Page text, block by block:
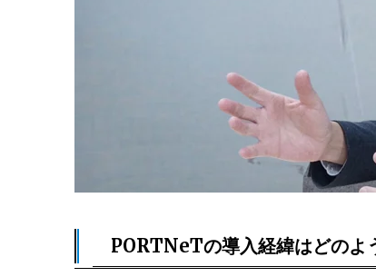
PORTNeTの導入経緯はどのよ